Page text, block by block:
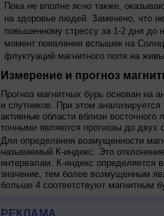
Пока не вполне ясно также,
на здоровье людей. Замечено, что
повышенному стрессу за 1-2 дня до
момент появления вспышек на
флуктуаций магнитного поля на
Измерение и прогноз
Прогноз магнитных бурь основан на
и спутников. При этом
активные области вблизи
точными являются прогнозы до двух
Для определения возмущенности
называемый К-индекс. Это
интервалам. К-индекс определяется
значение, тем более возмущенным
больше 4 соответствуют магнитным
РЕКЛАМА